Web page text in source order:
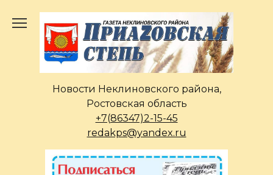
содержанию
Новости Неклиновского района,
Ростовская область
+7(86347)2-15-45
redakps@yandex.ru